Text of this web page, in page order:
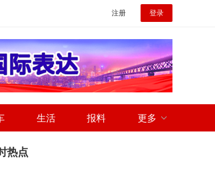
注册 登录
生活 报料 更多
热点